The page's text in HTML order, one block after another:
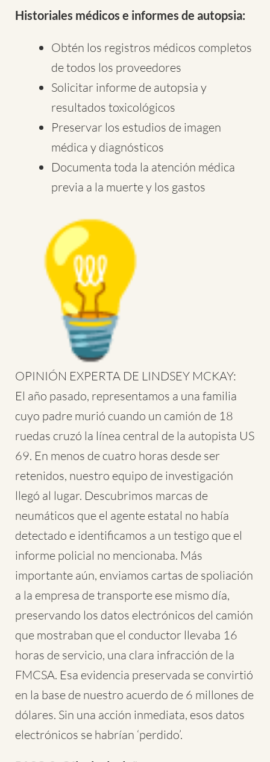
Historiales médicos e informes de autopsia:
Obtén los registros médicos completos
de todos los proveedores
Solicitar informe de autopsia y
resultados toxicológicos
Preservar los estudios de imagen
médica y diagnósticos
Documenta toda la atención médica
previa a la muerte y los gastos
OPINIÓN EXPERTA DE LINDSEY MCKAY:
El año pasado, representamos a una familia
cuyo padre murió cuando un camión de 18
ruedas cruzó la línea central de la autopista US
69. En menos de cuatro horas desde ser
retenidos, nuestro equipo de investigación
llegó al lugar. Descubrimos marcas de
neumáticos que el agente estatal no había
detectado e identificamos a un testigo que el
informe policial no mencionaba. Más
importante aún, enviamos cartas de spoliación
a la empresa de transporte ese mismo día,
preservando los datos electrónicos del camión
que mostraban que el conductor llevaba 16
horas de servicio, una clara infracción de la
FMCSA. Esa evidencia preservada se convirtió
en la base de nuestro acuerdo de 6 millones de
dólares. Sin una acción inmediata, esos datos
electrónicos se habrían ‘perdido’.